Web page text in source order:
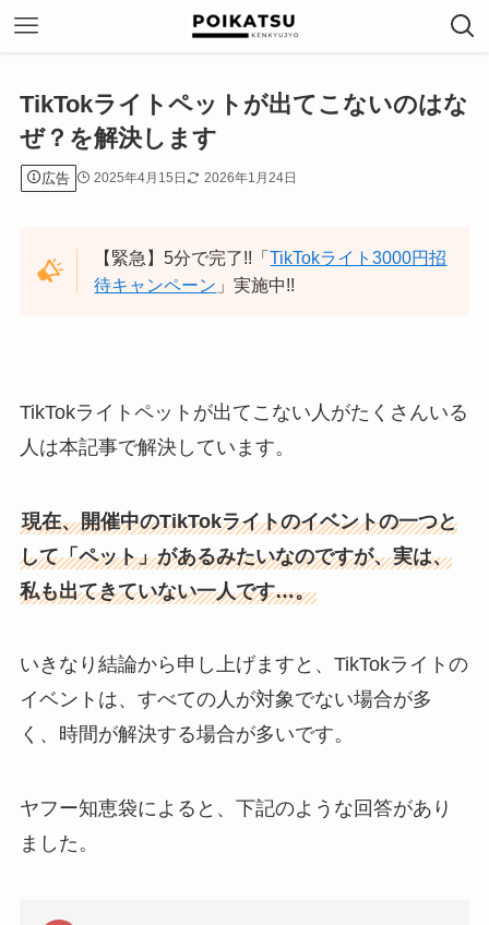
TikTokライトペットが出てこないのはな
ぜ？を解決します
広告 2025年4月15日 2026年1月24日
【緊急】5分で完了!!「TikTokライト3000円招
待キャンペーン 」実施中!!
TikTokライトペットが出てこない人がたくさんいる
人は本記事で解決しています。
現在、開催中のTikTokライトのイベントの一つと
して「ペット」があるみたいなのですが、実は、
私も出てきていない一人です…。
いきなり結論から申し上げますと、TikTokライトの
イベントは、すべての人が対象でない場合が多
く、時間が解決する場合が多いです。
ヤフー知恵袋によると、下記のような回答があり
ました。